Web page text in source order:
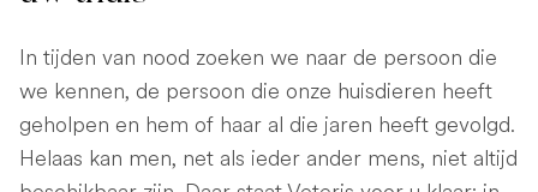
In tijden van nood zoeken we naar de persoon die
we kennen, de persoon die onze huisdieren heeft
geholpen en hem of haar al die jaren heeft gevolgd.
Helaas kan men, net als ieder ander mens, niet altijd